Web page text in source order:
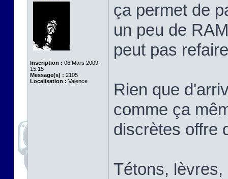
Inscription : 06 Mars 2009,
15:15
Message(s) : 2105
Localisation : Valence
ça permet de
un peu de
peut pas
Rien que
comme ça
discrètes offre
Tétons,